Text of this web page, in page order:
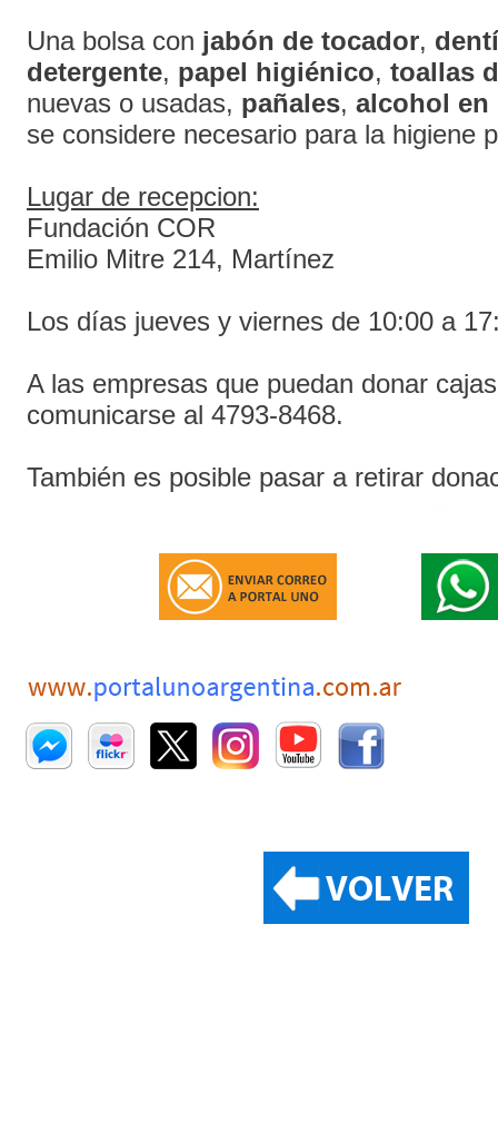
Una bolsa con jabón de tocador,
detergente, papel higiénico, toallas
nuevas o usadas, pañales, alcohol en
se considere necesario para la higiene
Lugar de recepcion:
Fundación COR
Emilio Mitre 214, Martínez
Los días jueves y viernes de 10:00 a
A las empresas que puedan donar
comunicarse al 4793-8468.
También es posible pasar a retirar